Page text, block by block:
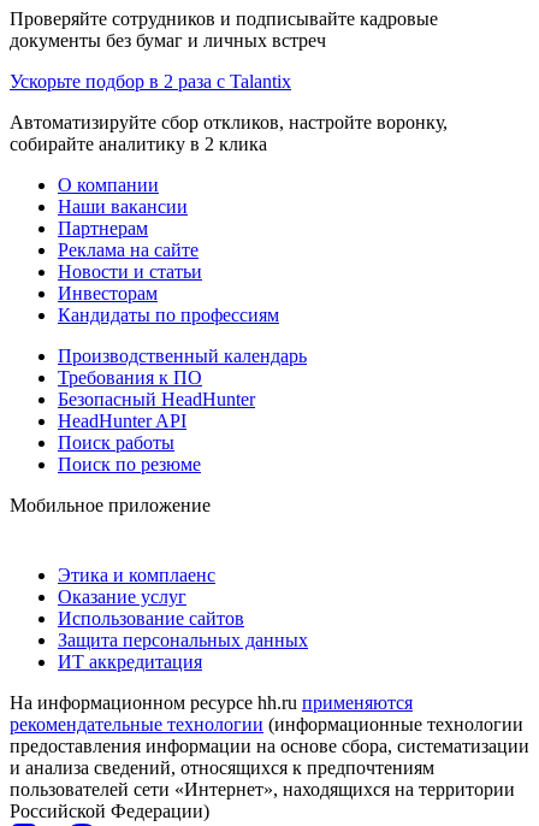
Проверяйте сотрудников и подписывайте кадровые
документы без бумаг и личных встреч
Ускорьте подбор в 2 раза с Talantix
Автоматизируйте сбор откликов, настройте воронку,
собирайте аналитику в 2 клика
О компании
Наши вакансии
Партнерам
Реклама на сайте
Новости и статьи
Инвесторам
Кандидаты по профессиям
Производственный календарь
Требования к ПО
Безопасный HeadHunter
HeadHunter API
Поиск работы
Поиск по резюме
Мобильное приложение
Этика и комплаенс
Оказание услуг
Использование сайтов
Защита персональных данных
ИТ аккредитация
На информационном ресурсе hh.ru применяются
рекомендательные технологии (информационные технологии
предоставления информации на основе сбора, систематизации
и анализа сведений, относящихся к предпочтениям
пользователей сети «Интернет», находящихся на территории
Российской Федерации)